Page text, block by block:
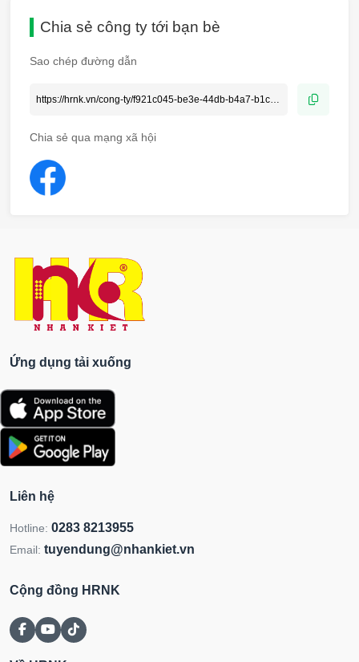
Chia sẻ công ty tới bạn bè
Sao chép đường dẫn
Chia sẻ qua mạng xã hội
Ứng dụng tải xuống
Liên hệ
Hotline: 0283 8213955
Email: tuyendung@nhankiet.vn
Cộng đồng HRNK